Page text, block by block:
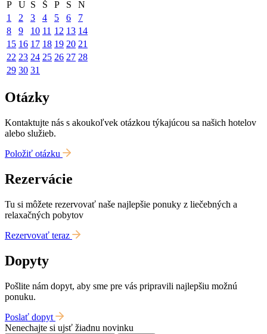
P U S Š P S
N
1
2 3 4 5 6
7
8
9 10 11 12 13 14
15 16 17 18 19 20 21
22 23 24 25 26 27 28
29 30 31
Otázky
Kontaktujte nás s akoukoľvek otázkou týkajúcou sa našich hotelov
alebo služieb.
Položiť otázku
Rezervácie
Tu si môžete rezervovať naše najlepšie ponuky z liečebných a
relaxačných pobytov
Rezervovať teraz
Dopyty
Pošlite nám dopyt, aby sme pre vás pripravili najlepšiu možnú
ponuku.
Poslať dopyt
Nenechajte si ujsť žiadnu novinku